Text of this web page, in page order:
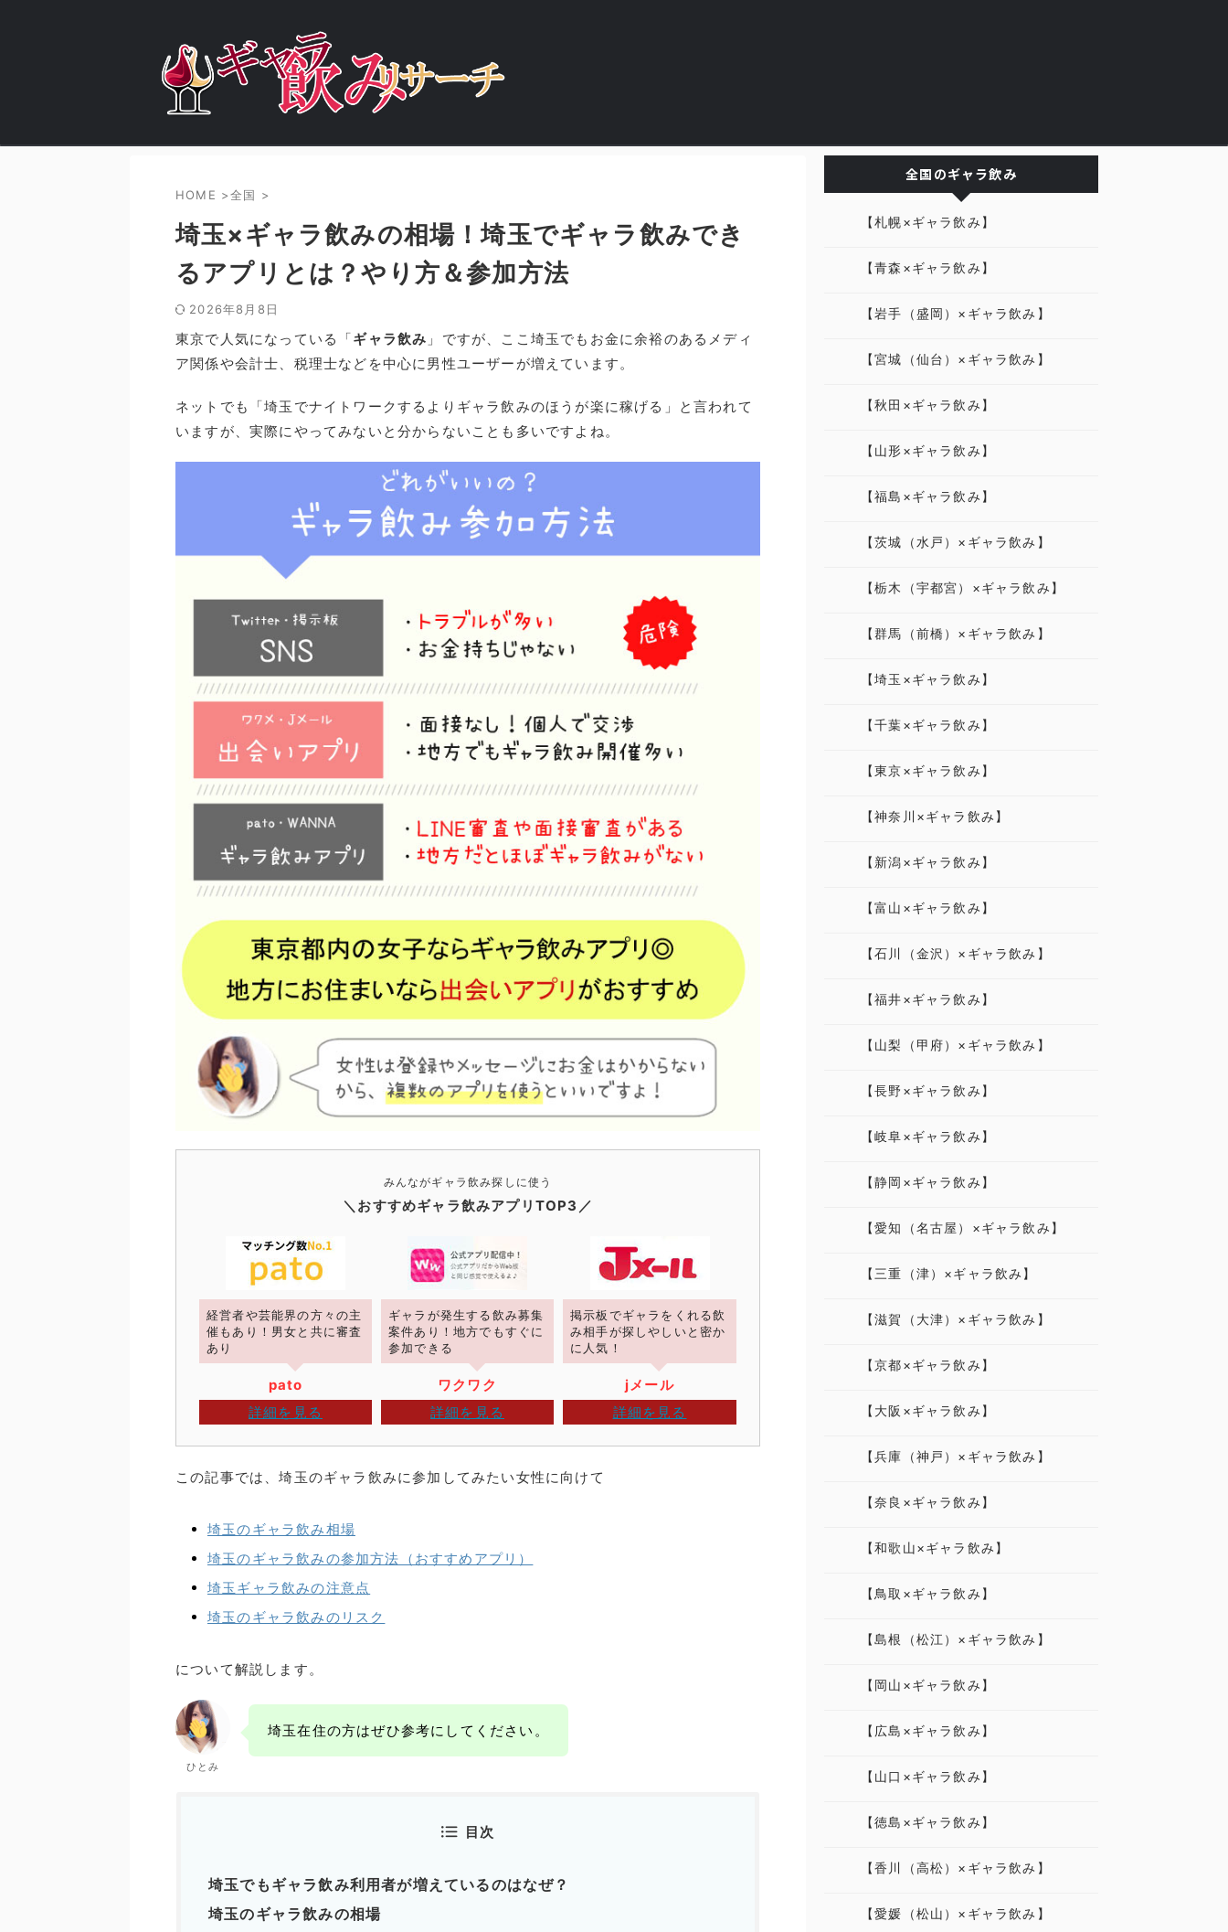
HOME >全国 >
埼玉×ギャラ飲みの相場！埼玉でギャラ飲みでき
るアプリとは？やり方＆参加方法
2026年8月8日
東京で人気になっている「ギャラ飲み 」ですが、ここ埼玉でもお金に余裕のあるメディ
ア関係や会計士、税理士などを中心に男性ユーザーが増えています。
ネットでも「埼玉でナイトワークするよりギャラ飲みのほうが楽に稼げる」と言われて
いますが、実際にやってみないと分からないことも多いですよね。
みんながギャラ飲み探しに使う
＼おすすめギャラ飲みアプリTOP3／
経営者や芸能界の方々の主
催もあり！男女と共に審査
あり
pato
詳細を見る
ギャラが発生する飲み募集
案件あり！地方でもすぐに
参加できる
ワクワク
詳細を見る
掲示板でギャラをくれる飲
み相手が探しやしいと密か
に人気！
jメール
詳細を見る
この記事では、埼玉のギャラ飲みに参加してみたい女性に向けて
埼玉のギャラ飲み相場
埼玉のギャラ飲みの参加方法（おすすめアプリ）
埼玉ギャラ飲みの注意点
埼玉のギャラ飲みのリスク
について解説します。
ひとみ
埼玉在住の方はぜひ参考にしてください。
目次
埼玉でもギャラ飲み利用者が増えているのはなぜ？
埼玉のギャラ飲みの相場
全国のギャラ飲み
【札幌×ギャラ飲み】
【青森×ギャラ飲み】
【岩手（盛岡）×ギャラ飲み】
【宮城（仙台）×ギャラ飲み】
【秋田×ギャラ飲み】
【山形×ギャラ飲み】
【福島×ギャラ飲み】
【茨城（水戸）×ギャラ飲み】
【栃木（宇都宮）×ギャラ飲み】
【群馬（前橋）×ギャラ飲み】
【埼玉×ギャラ飲み】
【千葉×ギャラ飲み】
【東京×ギャラ飲み】
【神奈川×ギャラ飲み】
【新潟×ギャラ飲み】
【富山×ギャラ飲み】
【石川（金沢）×ギャラ飲み】
【福井×ギャラ飲み】
【山梨（甲府）×ギャラ飲み】
【長野×ギャラ飲み】
【岐阜×ギャラ飲み】
【静岡×ギャラ飲み】
【愛知（名古屋）×ギャラ飲み】
【三重（津）×ギャラ飲み】
【滋賀（大津）×ギャラ飲み】
【京都×ギャラ飲み】
【大阪×ギャラ飲み】
【兵庫（神戸）×ギャラ飲み】
【奈良×ギャラ飲み】
【和歌山×ギャラ飲み】
【鳥取×ギャラ飲み】
【島根（松江）×ギャラ飲み】
【岡山×ギャラ飲み】
【広島×ギャラ飲み】
【山口×ギャラ飲み】
【徳島×ギャラ飲み】
【香川（高松）×ギャラ飲み】
【愛媛（松山）×ギャラ飲み】